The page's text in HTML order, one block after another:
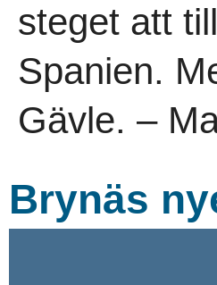
steget att
Spanien.
Gävle. –
Brynäs